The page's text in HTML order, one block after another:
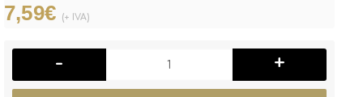
7,59€ (+ IVA)
- +